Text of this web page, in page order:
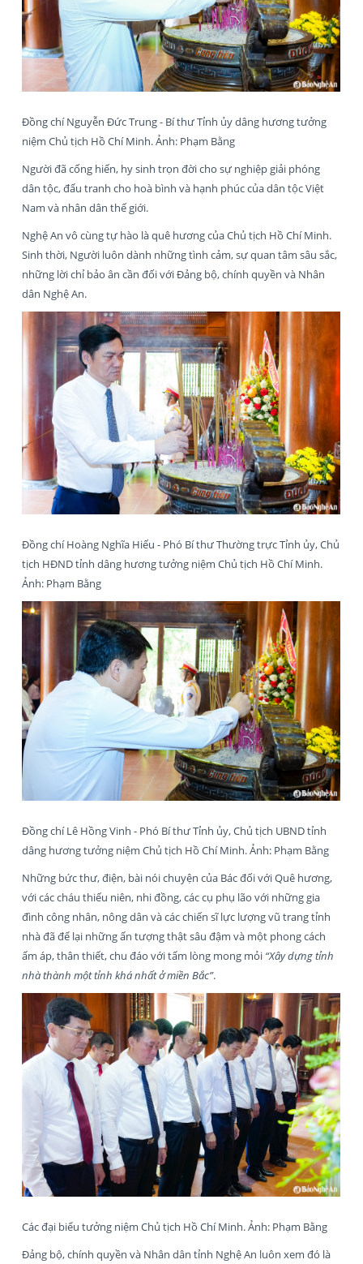
Đồng chí Nguyễn Đức Trung - Bí thư Tỉnh ủy dâng hương tưởng
niệm Chủ tịch Hồ Chí Minh. Ảnh: Phạm Bằng
Người đã cống hiến, hy sinh trọn đời cho sự nghiệp giải phóng
dân tộc, đấu tranh cho hoà bình và hạnh phúc của dân tộc Việt
Nam và nhân dân thế giới.
Nghệ An vô cùng tự hào là quê hương của Chủ tịch Hồ Chí Minh.
Sinh thời, Người luôn dành những tình cảm, sự quan tâm sâu sắc,
những lời chỉ bảo ân cần đối với Đảng bộ, chính quyền và Nhân
dân Nghệ An.
Đồng chí Hoàng Nghĩa Hiếu - Phó Bí thư Thường trực Tỉnh ủy, Chủ
tịch HĐND tỉnh dâng hương tưởng niệm Chủ tịch Hồ Chí Minh.
Ảnh: Phạm Bằng
Đồng chí Lê Hồng Vinh - Phó Bí thư Tỉnh ủy, Chủ tịch UBND tỉnh
dâng hương tưởng niệm Chủ tịch Hồ Chí Minh. Ảnh: Phạm Bằng
Những bức thư, điện, bài nói chuyện của Bác đối với Quê hương,
với các cháu thiếu niên, nhi đồng, các cụ phụ lão với những gia
đình công nhân, nông dân và các chiến sĩ lực lượng vũ trang tỉnh
nhà đã để lại những ấn tượng thật sâu đậm và một phong cách
ấm áp, thân thiết, chu đáo với tấm lòng mong mỏi “Xây dựng tỉnh
nhà thành một tỉnh khá nhất ở miền Bắc”.
Các đại biểu tưởng niệm Chủ tịch Hồ Chí Minh. Ảnh: Phạm Bằng
Đảng bộ, chính quyền và Nhân dân tỉnh Nghệ An luôn xem đó là